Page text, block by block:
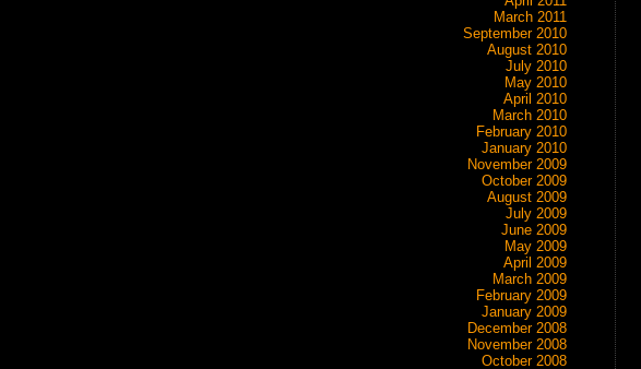
March 2011
September 2010
August 2010
July 2010
May 2010
April 2010
March 2010
February 2010
January 2010
November 2009
October 2009
August 2009
July 2009
June 2009
May 2009
April 2009
March 2009
February 2009
January 2009
December 2008
November 2008
October 2008